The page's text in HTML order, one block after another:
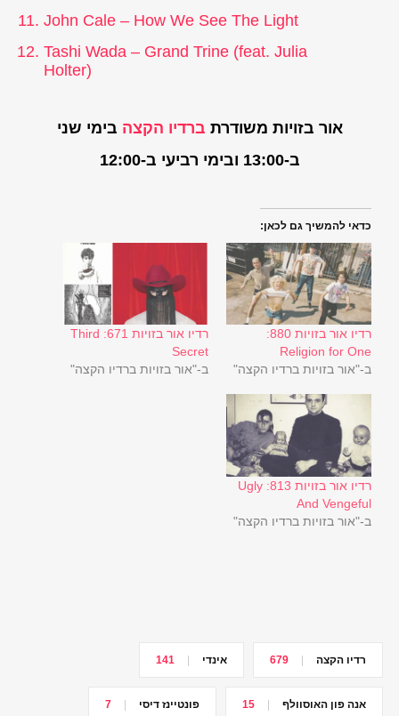
John Cale – How We See The Light
Tashi Wada – Grand Trine (feat. Julia
Holter)
אור בזויות משודרת ברדיו הקצה בימי שני
ב-13:00 ובימי רביעי ב-12:00
כדאי להמשיך גם לכאן:
רדיו אור בזויות 880:
Religion for One
ב-"אור בזויות ברדיו הקצה"
רדיו אור בזויות 671: Third
Secret
ב-"אור בזויות ברדיו הקצה"
רדיו אור בזויות 813: Ugly
And Vengeful
ב-"אור בזויות ברדיו הקצה"
רדיו הקצה 679 אינדי 141
אנה פון האוסוולף 15 פונטיינז דיסי 7